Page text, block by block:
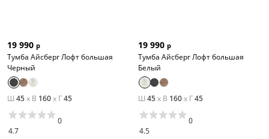
19 990 р
Тумба Айсберг Лофт большая
Черный
Ш 45x В 160x Г45
4.7
0
19 990 р
Тумба Айсберг Лофт большая
Белый
Ш 45x В 160x Г45
4.5
0